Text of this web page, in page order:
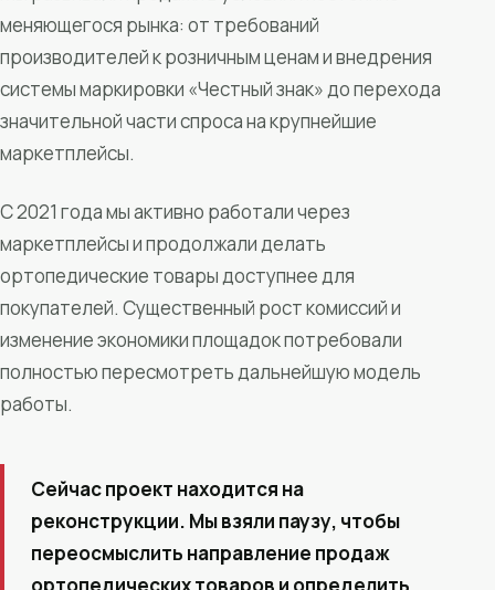
меняющегося рынка: от требований
производителей к розничным ценам и внедрения
системы маркировки «Честный знак» до перехода
значительной части спроса на крупнейшие
маркетплейсы.
С 2021 года мы активно работали через
маркетплейсы и продолжали делать
ортопедические товары доступнее для
покупателей. Существенный рост комиссий и
изменение экономики площадок потребовали
полностью пересмотреть дальнейшую модель
работы.
Сейчас проект находится на
реконструкции. Мы взяли паузу, чтобы
переосмыслить направление продаж